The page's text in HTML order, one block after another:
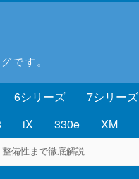
です。
6シリーズ 7シリーズ
iX 330e XM
備性まで徹底解説